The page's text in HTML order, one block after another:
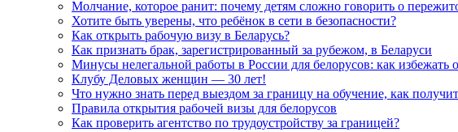
Молчание, которое ранит: почему детям сложно говорить о
Хотите быть уверены, что ребёнок в сети в безопасности?
Как открыть рабочую визу в Беларусь?
Как признать брак, зарегистрированный за рубежом, в Беларуси
Минусы нелегальной работы в России для белорусов: как избежать
Клубу Деловых женщин — 30 лет!
Что нужно знать перед выездом за границу на обучение, как
Правила открытия рабочей визы для белорусов
Как проверить агентство по трудоустройству за границей?